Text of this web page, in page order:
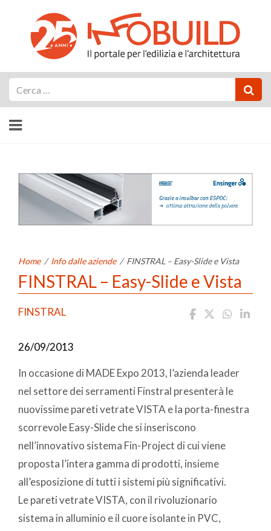
Home / Info dalle aziende / FINSTRAL – Easy-Slide e Vista
FINSTRAL – Easy-Slide e Vista
FINSTRAL
26/09/2013
In occasione di MADE Expo 2013, l’azienda leader
nel settore dei serramenti Finstral presenterà le
nuovissime pareti vetrate VISTA e la porta-finestra
scorrevole Easy-Slide che si inseriscono
nell’innovativo sistema Fin-Project di cui viene
proposta l’intera gamma di prodotti, insieme
all’esposizione di tutti i sistemi più significativi.
Le pareti vetrate VISTA, con il rivoluzionario
sistema in alluminio e il cuore isolante in PVC,